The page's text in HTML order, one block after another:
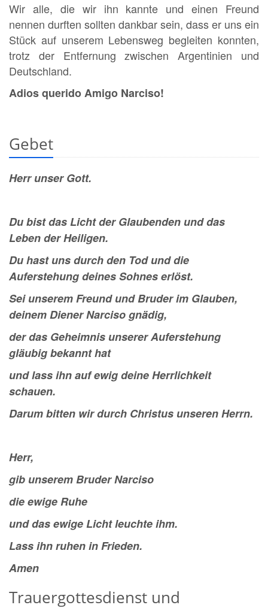
Wir alle, die wir ihn kannte und einen Freund
nennen durften sollten dankbar sein, dass er uns ein
Stück auf unserem Lebensweg begleiten konnten,
trotz der Entfernung zwischen Argentinien und
Deutschland.
Adios querido Amigo Narciso!
Gebet
Herr unser Gott.
Du bist das Licht der Glaubenden und das
Leben der Heiligen.
Du hast uns durch den Tod und die
Auferstehung deines Sohnes erlöst.
Sei unserem Freund und Bruder im Glauben,
deinem Diener Narciso gnädig,
der das Geheimnis unserer Auferstehung
gläubig bekannt hat
und lass ihn auf ewig deine Herrlichkeit
schauen.
Darum bitten wir durch Christus unseren Herrn.
Herr,
gib unserem Bruder Narciso
die ewige Ruhe
und das ewige Licht leuchte ihm.
Lass ihn ruhen in Frieden.
Amen
Trauergottesdienst und